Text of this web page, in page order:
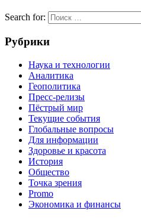
Search for:
Рубрики
Наука и технологии
Аналитика
Геополитика
Пресс-релизы
Пёстрый мир
Текущие события
Глобальные вопросы
Для информации
Здоровье и красота
История
Общество
Точка зрения
Promo
Экономика и финансы